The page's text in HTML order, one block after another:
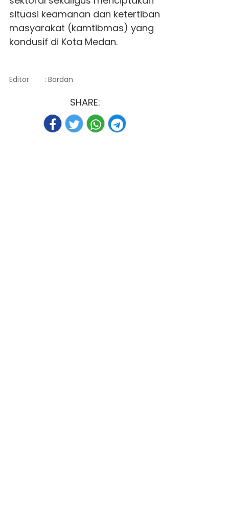
situasi keamanan dan ketertiban
masyarakat (kamtibmas) yang
kondusif di Kota Medan.
Editor : Bardan
SHARE: